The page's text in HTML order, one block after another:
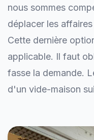
nous sommes
déplacer les
Cette dernière
applicable. Il faut
fasse la demande.
d'un vide-maison